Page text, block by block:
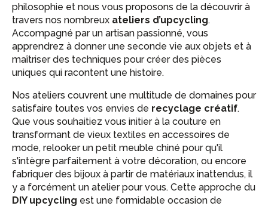
philosophie et nous vous proposons de la découvrir à
travers nos nombreux ateliers d’upcycling.
Accompagné par un artisan passionné, vous
apprendrez à donner une seconde vie aux objets et à
maîtriser des techniques pour créer des pièces
uniques qui racontent une histoire.
Nos ateliers couvrent une multitude de domaines pour
satisfaire toutes vos envies de recyclage créatif.
Que vous souhaitiez vous initier à la couture en
transformant de vieux textiles en accessoires de
mode, relooker un petit meuble chiné pour qu'il
s'intègre parfaitement à votre décoration, ou encore
fabriquer des bijoux à partir de matériaux inattendus, il
y a forcément un atelier pour vous. Cette approche du
DIY upcycling est une formidable occasion de